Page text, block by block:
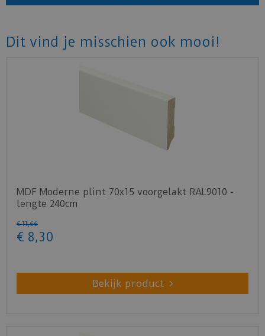
Dit vind je misschien ook mooi!
MDF Moderne plint 70x15 voorgelakt RAL9010 -
lengte 240cm
€ 11,66
€ 8,30
Bekijk product